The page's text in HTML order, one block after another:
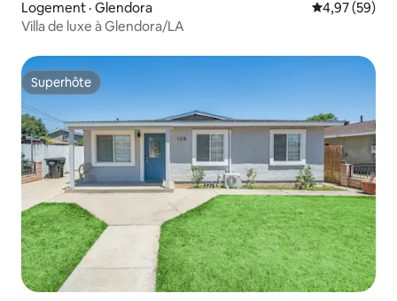
Logement · Glendora Note
4,97 (59)
Villa de luxe à Glendora/LA
Superhôte
Superhôte